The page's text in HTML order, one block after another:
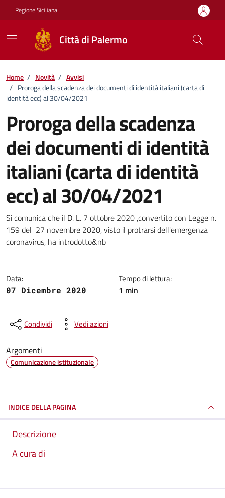
Vai ai contenuti
Vai al footer
Regione Siciliana
Città di Palermo
Home / Novità / Avvisi
/ Proroga della scadenza dei documenti di identità italiani (carta di
identità ecc) al 30/04/2021
Proroga della scadenza
dei documenti di identità
italiani (carta di identità
ecc) al 30/04/2021
Dettagli della notizia
Si comunica che il D. L. 7 ottobre 2020 ,convertito con Legge n.
159 del 27 novembre 2020, visto il protrarsi dell'emergenza
coronavirus, ha introdotto&nb
Data:
07 Dicembre 2020
Tempo di lettura:
1 min
Condividi Vedi azioni
Argomenti
Comunicazione istituzionale
INDICE DELLA PAGINA
Descrizione
A cura di